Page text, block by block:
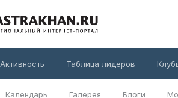
Календарь Галерея Блоги
Активность Таблица лидеров